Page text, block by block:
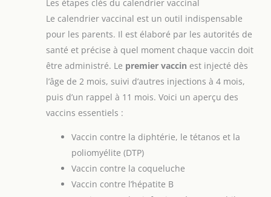
Les étapes clés du calendrier vaccinal
Le calendrier vaccinal est un outil indispensable
pour les parents. Il est élaboré par les autorités de
santé et précise à quel moment chaque vaccin doit
être administré. Le premier vaccin est injecté dès
l’âge de 2 mois, suivi d’autres injections à 4 mois,
puis d’un rappel à 11 mois. Voici un aperçu des
vaccins essentiels :
Vaccin contre la diphtérie, le tétanos et la
poliomyélite (DTP)
Vaccin contre la coqueluche
Vaccin contre l’hépatite B